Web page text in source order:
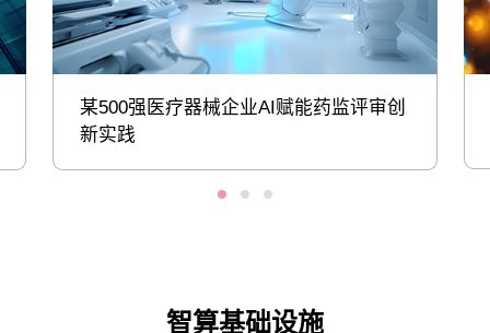
某500强医疗器械企业AI赋能药监评审创
新实践
智算基础设施